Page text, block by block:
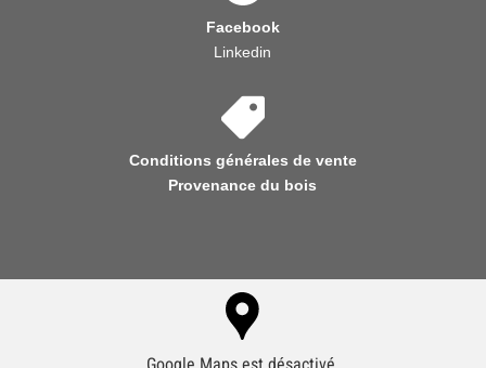
Facebook
Linkedin
Conditions générales de vente
Provenance du bois